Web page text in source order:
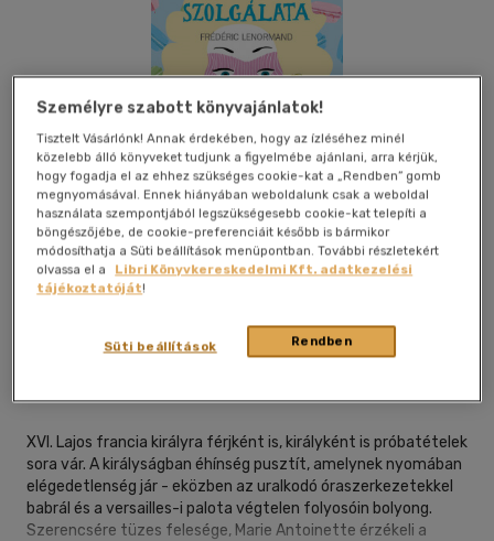
Kívánságlistához adom
(2 vélemény)
XVI. Lajos francia királyra férjként is, királyként is próbatételek
sora vár. A királyságban éhínség pusztít, amelynek nyomában
elégedetlenség jár - eközben az uralkodó óraszerkezetekkel
babrál és a versailles-i palota végtelen folyosóin bolyong.
Szerencsére tüzes felesége, Marie Antoinette érzékeli a
Személyre szabott könyvajánlatok!
Tisztelt Vásárlónk! Annak érdekében, hogy az ízléséhez minél
közelebb álló könyveket tudjunk a figyelmébe ajánlani, arra kérjük,
hogy fogadja el az ehhez szükséges cookie-kat a „Rendben” gomb
megnyomásával. Ennek hiányában weboldalunk csak a weboldal
használata szempontjából legszükségesebb cookie-kat telepíti a
böngészőjébe, de cookie-preferenciáit később is bármikor
módosíthatja a Süti beállítások menüpontban. További részletekért
olvassa el a
Libri Könyvkereskedelmi Kft. adatkezelési
tájékoztatóját!
Rendben
Süti beállítások